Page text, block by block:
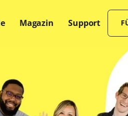
Offene
Magazin Support